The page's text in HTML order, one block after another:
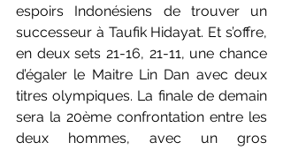
espoirs Indonésiens de trouver un
successeur à Taufik Hidayat. Et s’offre,
en deux sets 21-16, 21-11, une chance
d’égaler le Maitre Lin Dan avec deux
titres olympiques. La finale de demain
sera la 20ème confrontation entre les
deux hommes, avec un gros